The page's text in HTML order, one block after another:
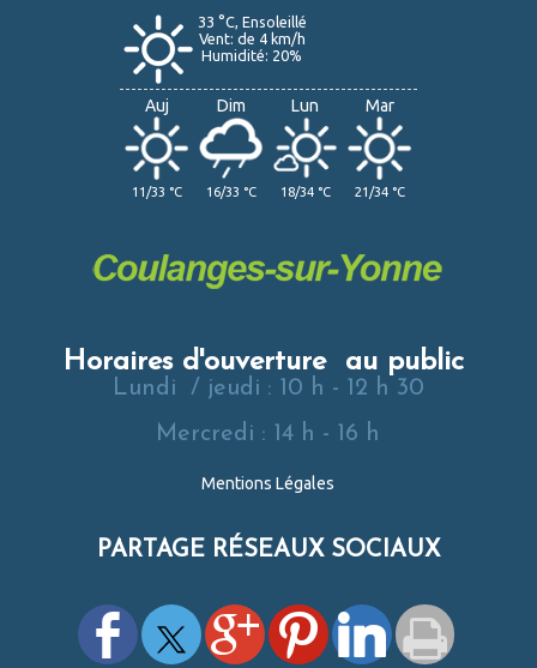
33 °C, Ensoleillé
Vent: de 4 km/h
Humidité: 20%
Auj
11/33 °C
Dim
16/33 °C
Lun
18/34 °C
Mar
21/34 °C
Horaires d'ouverture au public
Lundi / jeudi : 10 h - 12 h 30
Mercredi : 14 h - 16 h
Mentions Légales
PARTAGE RÉSEAUX SOCIAUX